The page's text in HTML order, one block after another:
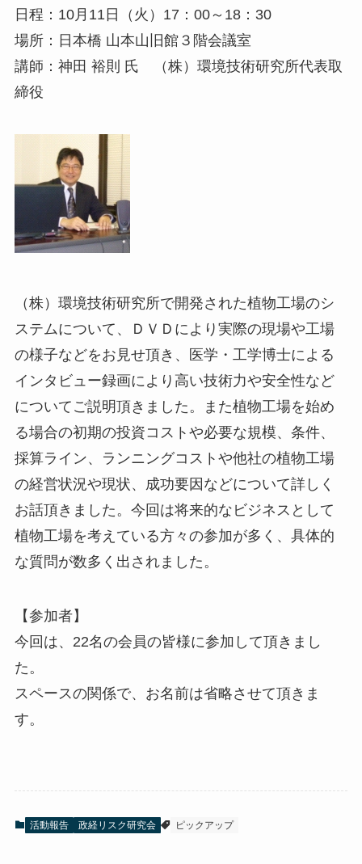
日程：10月11日（火）17：00～18：30
場所：日本橋 山本山旧館３階会議室
講師：神田 裕則 氏 （株）環境技術研究所代表取
締役
（株）環境技術研究所で開発された植物工場のシ
ステムについて、ＤＶＤにより実際の現場や工場
の様子などをお見せ頂き、医学・工学博士による
インタビュー録画により高い技術力や安全性など
についてご説明頂きました。また植物工場を始め
る場合の初期の投資コストや必要な規模、条件、
採算ライン、ランニングコストや他社の植物工場
の経営状況や現状、成功要因などについて詳しく
お話頂きました。今回は将来的なビジネスとして
植物工場を考えている方々の参加が多く、具体的
な質問が数多く出されました。
【参加者】
今回は、22名の会員の皆様に参加して頂きまし
た。
スペースの関係で、お名前は省略させて頂きま
す。
活動報告 政経リスク研究会 ピックアップ